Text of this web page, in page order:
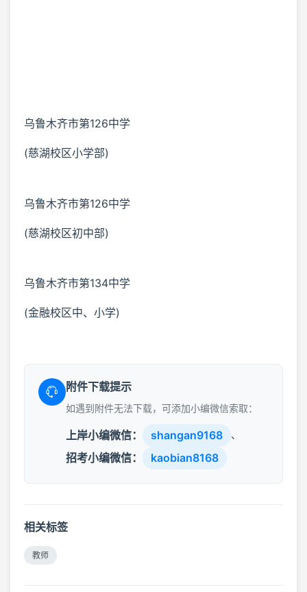
乌鲁木齐市第126中学
(慈湖校区小学部)
乌鲁木齐市第126中学
(慈湖校区初中部)
乌鲁木齐市第134中学
(金融校区中、小学)
附件下载提示
如遇到附件无法下载，可添加小编微信索取：
上岸小编微信： shangan9168 、
招考小编微信： kaobian8168
相关标签
教师